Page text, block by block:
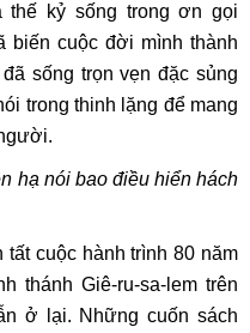
kỷ sống trong ơn gọi
biến cuộc đời mình thành
sống trọn vẹn đặc sủng
trong thinh lặng để mang
hạ nói bao điều hiển hách
cuộc hành trình 80 năm
thánh Giê-ru-sa-lem trên
ở lại. Những cuốn sách